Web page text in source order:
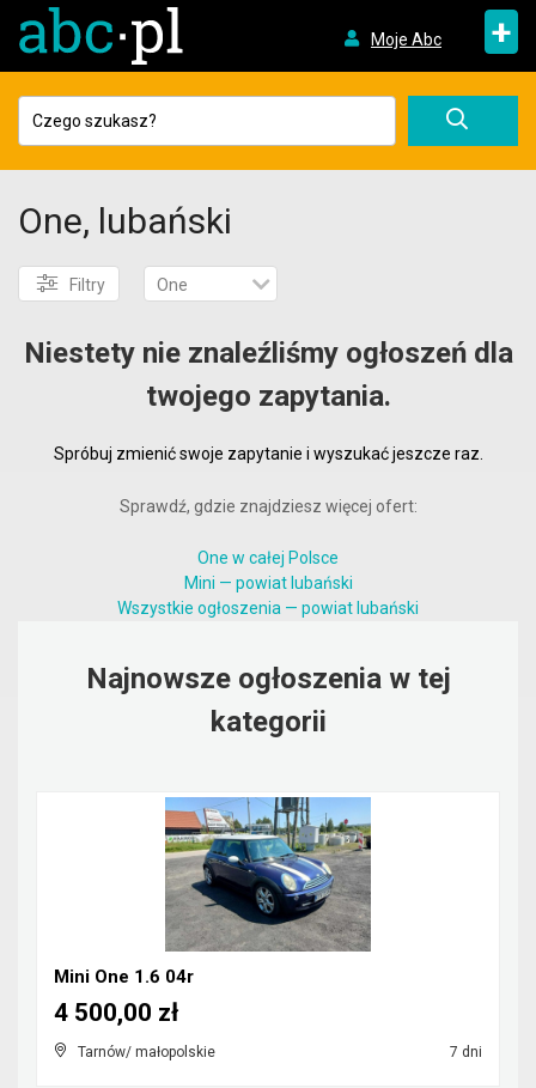
Moje Abc +
One, lubański
Filtry One
Niestety nie znaleźliśmy ogłoszeń dla
twojego zapytania.
Spróbuj zmienić swoje zapytanie i wyszukać jeszcze raz.
Sprawdź, gdzie znajdziesz więcej ofert:
One w całej Polsce
Mini — powiat lubański
Wszystkie ogłoszenia — powiat lubański
Najnowsze ogłoszenia w tej
kategorii
Mini One 1.6 04r
Tarnów/ małopolskie 7 dni
4 500,00 zł